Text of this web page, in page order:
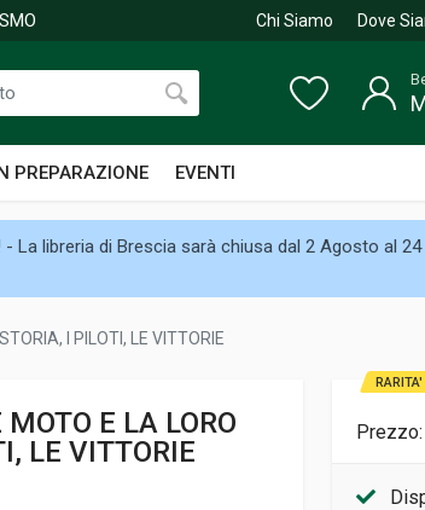
Chi Siamo Dove
PREPARAZIONE EVENTI
- La libreria di Brescia sarà chiusa dal 2 Agosto al
I PILOTI, LE VITTORIE
E LA LORO
LE VITTORIE
RARITA'
Prezzo: